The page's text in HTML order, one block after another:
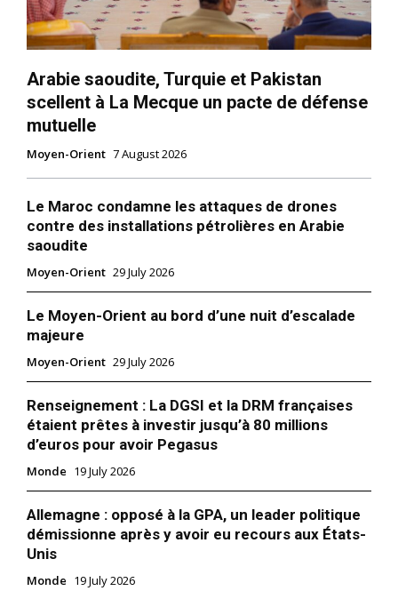
Arabie saoudite, Turquie et Pakistan
scellent à La Mecque un pacte de défense
mutuelle
Moyen-Orient 7 August 2026
Le Maroc condamne les attaques de drones
contre des installations pétrolières en Arabie
saoudite
Moyen-Orient 29 July 2026
Le Moyen-Orient au bord d’une nuit d’escalade
majeure
Moyen-Orient 29 July 2026
Renseignement : La DGSI et la DRM françaises
étaient prêtes à investir jusqu’à 80 millions
d’euros pour avoir Pegasus
Monde 19 July 2026
Allemagne : opposé à la GPA, un leader politique
démissionne après y avoir eu recours aux États-
Unis
Monde 19 July 2026